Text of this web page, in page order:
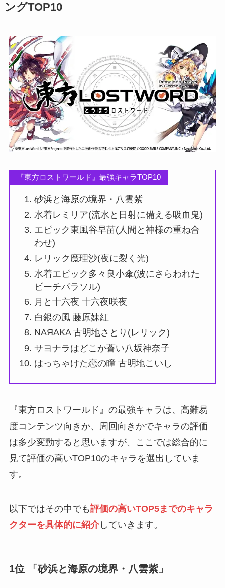
ングTOP10
『東方ロストワールド』最強キャラTOP10
砂浜と海原の境界・八雲紫
水着レミリア(流水と日射に備える吸血鬼)
エピック東風谷早苗(人間と神様の重ね合
わせ)
レリック魔理沙(夜に裂く光)
水着エピック多々良小傘(波にさらわれた
ビーチパラソル)
月と十六夜 十六夜咲夜
白銀の風 藤原妹紅
NAЯAKA 古明地さとり(レリック)
サヨナラはどこか蒼い八坂神奈子
はっちゃけた恋の瞳 古明地こいし
『東方ロストワールド』の最強キャラは、高難易
度コンテンツ向きか、周回向きかでキャラの評価
は多少変動すると思いますが、ここでは総合的に
見て評価の高いTOP10のキャラを選出していま
す。
以下ではその中でも評価の高いTOP5までのキャラ
クターを具体的に紹介していきます。
1位 「砂浜と海原の境界・八雲紫」